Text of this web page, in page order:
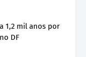
1,2 mil anos por
DF